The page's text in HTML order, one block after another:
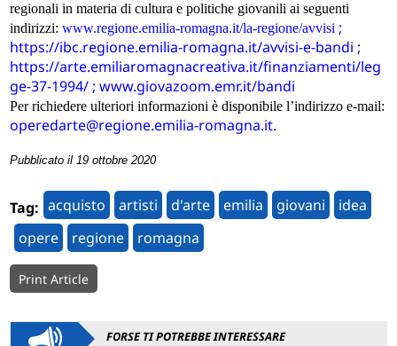
regionali in materia di cultura e politiche giovanili ai seguenti
indirizzi:www.regione.emilia-romagna.it/la-regione/avvisi ;
https://ibc.regione.emilia-romagna.it/avvisi-e-bandi ;
https://arte.emiliaromagnacreativa.it/finanziamenti/leg
ge-37-1994/ ;www.giovazoom.emr.it/bandi
Per richiedere ulteriori informazioni è disponibile l’indirizzo e-mail:
operedarte@regione.emilia-romagna.it.
Pubblicato il 19 ottobre 2020
Tag: acquisto artisti d'arte emilia giovani
idea
opere
regione romagna
Print Article
FORSE TI POTREBBE INTERESSARE